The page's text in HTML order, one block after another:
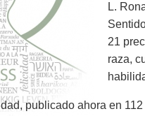
L.
21
raza,
publicado ahora en